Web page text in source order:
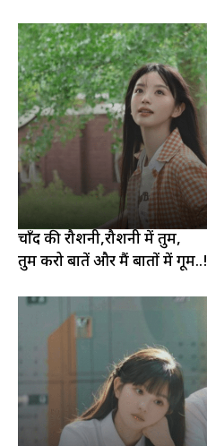
चाँद की रौशनी,रौशनी में तुम,
तुम करो बातें और मैं बातों में गूम..!